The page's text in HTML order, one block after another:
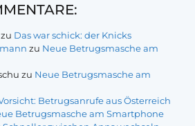
zu Das war schick: der Knicks
zu Neue Betrugsmasche am
zu Neue Betrugsmasche am
Betrugsanrufe aus Österreich
Betrugsmasche am Smartphone